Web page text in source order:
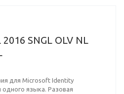
SNGL OLV NL
для Microsoft Identity
одного языка. Разовая